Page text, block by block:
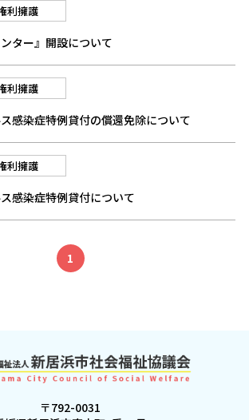
利擁護
ター』開設について
利擁護
感染症特例貸付の償還免除について
利擁護
感染症特例貸付について
1
〒792-0031